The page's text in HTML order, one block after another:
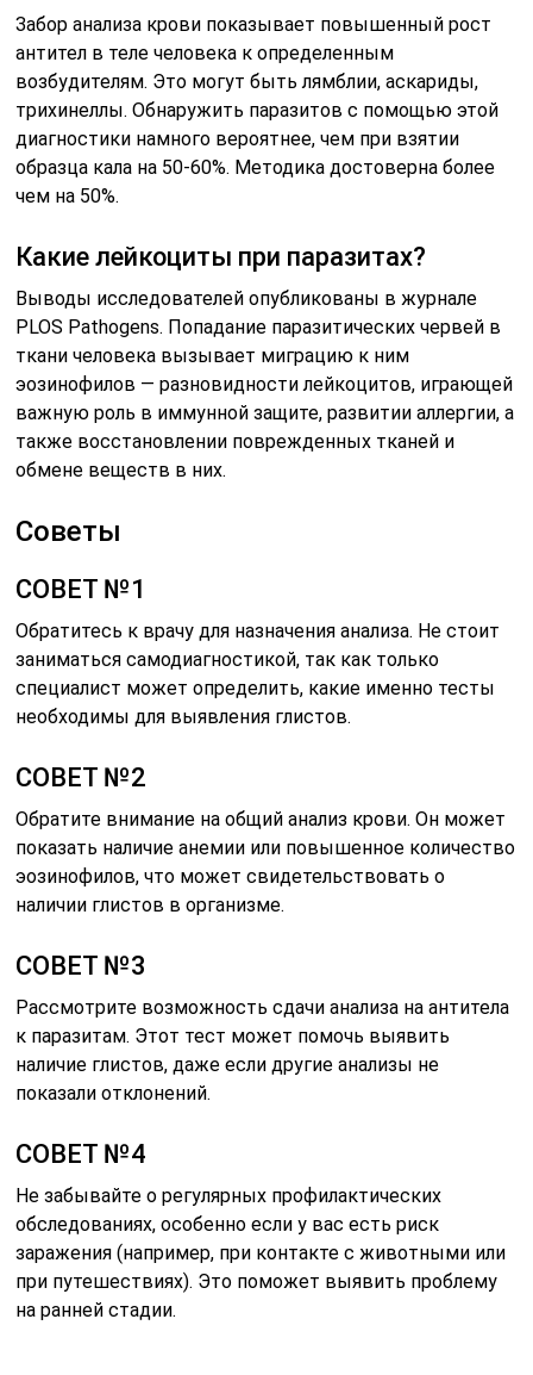
Забор анализа крови показывает повышенный рост
антител в теле человека к определенным
возбудителям. Это могут быть лямблии, аскариды,
трихинеллы. Обнаружить паразитов с помощью этой
диагностики намного вероятнее, чем при взятии
образца кала на 50-60%. Методика достоверна более
чем на 50%.
Какие лейкоциты при паразитах?
Выводы исследователей опубликованы в журнале
PLOS Pathogens. Попадание паразитических червей в
ткани человека вызывает миграцию к ним
эозинофилов — разновидности лейкоцитов, играющей
важную роль в иммунной защите, развитии аллергии, а
также восстановлении поврежденных тканей и
обмене веществ в них.
Советы
СОВЕТ №1
Обратитесь к врачу для назначения анализа. Не стоит
заниматься самодиагностикой, так как только
специалист может определить, какие именно тесты
необходимы для выявления глистов.
СОВЕТ №2
Обратите внимание на общий анализ крови. Он может
показать наличие анемии или повышенное количество
эозинофилов, что может свидетельствовать о
наличии глистов в организме.
СОВЕТ №3
Рассмотрите возможность сдачи анализа на антитела
к паразитам. Этот тест может помочь выявить
наличие глистов, даже если другие анализы не
показали отклонений.
СОВЕТ №4
Не забывайте о регулярных профилактических
обследованиях, особенно если у вас есть риск
заражения (например, при контакте с животными или
при путешествиях). Это поможет выявить проблему
на ранней стадии.